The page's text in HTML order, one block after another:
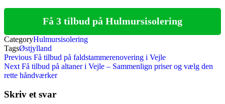
Få 3 tilbud på Hulmursisolering
CategoryHulmursisolering
TagsØstjylland
Indlægsnavigation
Previous
Post
Previous Få tilbud på faldstammerenovering i Vejle
Next
Post
Next Få tilbud på altaner i Vejle – Sammenlign priser og vælg den
rette håndværker
Skriv et svar